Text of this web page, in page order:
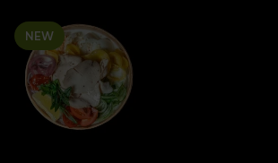
NEW